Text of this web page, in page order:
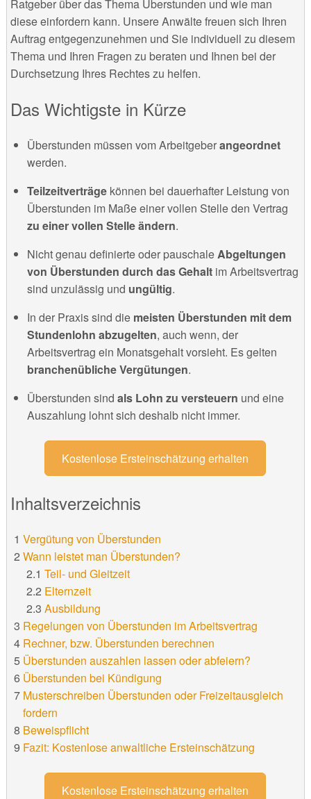
Ratgeber über das Thema Überstunden und wie man
diese einfordern kann. Unsere Anwälte freuen sich Ihren
Auftrag entgegenzunehmen und Sie individuell zu diesem
Thema und Ihren Fragen zu beraten und Ihnen bei der
Durchsetzung Ihres Rechtes zu helfen.
Das Wichtigste in Kürze
Überstunden müssen vom Arbeitgeberangeordnet
werden.
Teilzeitverträge können bei dauerhafter Leistung von
Überstunden im Maße einer vollen Stelle den Vertrag
zu einer vollen Stelle ändern.
Nicht genau definierte oder pauschaleAbgeltungen
von Überstunden durch das Gehalt im Arbeitsvertrag
sind unzulässig und ungültig.
In der Praxis sind die meisten Überstunden mit dem
Stundenlohn abzugelten, auch wenn, der
Arbeitsvertrag ein Monatsgehalt vorsieht. Es gelten
branchenübliche Vergütungen.
Überstunden sind als Lohn zu versteuern und eine
Auszahlung lohnt sich deshalb nicht immer.
Kostenlose Ersteinschätzung erhalten
Inhaltsverzeichnis
Vergütung von Überstunden
Wann leistet man Überstunden?
Teil- und Gleitzeit
Elternzeit
Ausbildung
Regelungen von Überstunden im Arbeitsvertrag
Rechner, bzw. Überstunden berechnen
Überstunden auszahlen lassen oder abfeiern?
Überstunden bei Kündigung
Musterschreiben Überstunden oder Freizeitausgleich
fordern
Beweispflicht
Fazit: Kostenlose anwaltliche Ersteinschätzung
Kostenlose Ersteinschätzung erhalten